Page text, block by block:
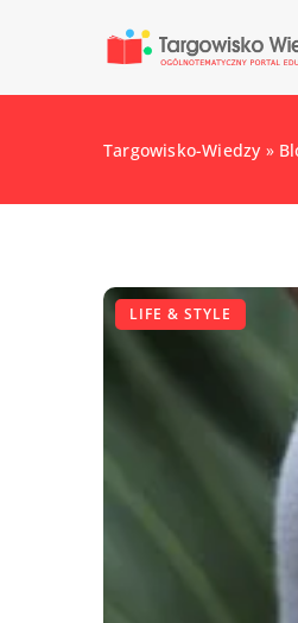
Targowisko-Wiedzy »
LIFE & STYLE